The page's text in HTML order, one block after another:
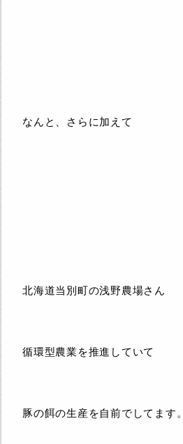
なんと、さらに加えて
北海道当別町の浅野農場さん
循環型農業を推進していて
豚の餌の生産を自前でしてます。